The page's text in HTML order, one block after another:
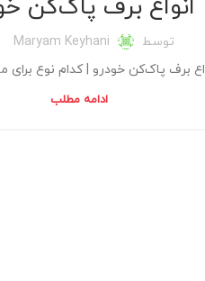
انواع برف پاک‌کن
توسط
Maryam Keyhani
برف پاک‌کن خودرو | کدام نوع
ادامه مطلب